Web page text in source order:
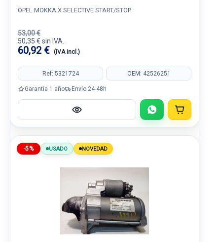
OPEL MOKKA X SELECTIVE START/STOP
53,00 €
50,35 € sin IVA.
60,92 € (IVA incl.)
Ref: 5321724 OEM: 42526251
Garantía 1 año Envío 24-48h
-5% USADO NOVEDAD